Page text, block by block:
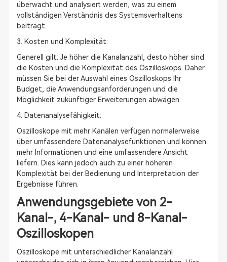
überwacht und analysiert werden, was zu einem
vollständigen Verständnis des Systemsverhaltens
beiträgt.
3. Kosten und Komplexität:
Generell gilt: Je höher die Kanalanzahl, desto höher sind
die Kosten und die Komplexität des Oszilloskops. Daher
müssen Sie bei der Auswahl eines Oszilloskops Ihr
Budget, die Anwendungsanforderungen und die
Möglichkeit zukünftiger Erweiterungen abwägen.
4. Datenanalysefähigkeit:
Oszilloskope mit mehr Kanälen verfügen normalerweise
über umfassendere Datenanalysefunktionen und können
mehr Informationen und eine umfassendere Ansicht
liefern. Dies kann jedoch auch zu einer höheren
Komplexität bei der Bedienung und Interpretation der
Ergebnisse führen.
Anwendungsgebiete von 2-
Kanal-, 4-Kanal- und 8-Kanal-
Oszilloskopen
Oszilloskope mit unterschiedlicher Kanalanzahl